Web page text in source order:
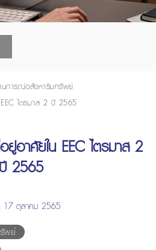
นการณ์อสังหาริมทรัพย์
ไตรมาส 2 ปี 2565
อาศัยใน EEC ไตรมาส 2
2565
17 ตุลาคม 2565
พย์